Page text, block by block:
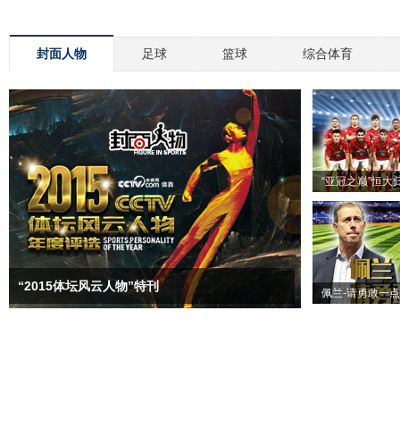
封面人物 足球 篮球 综合体育
“2015体坛风云人物”特刊
“亚冠之巅”恒大
佩兰-请勇敢一点